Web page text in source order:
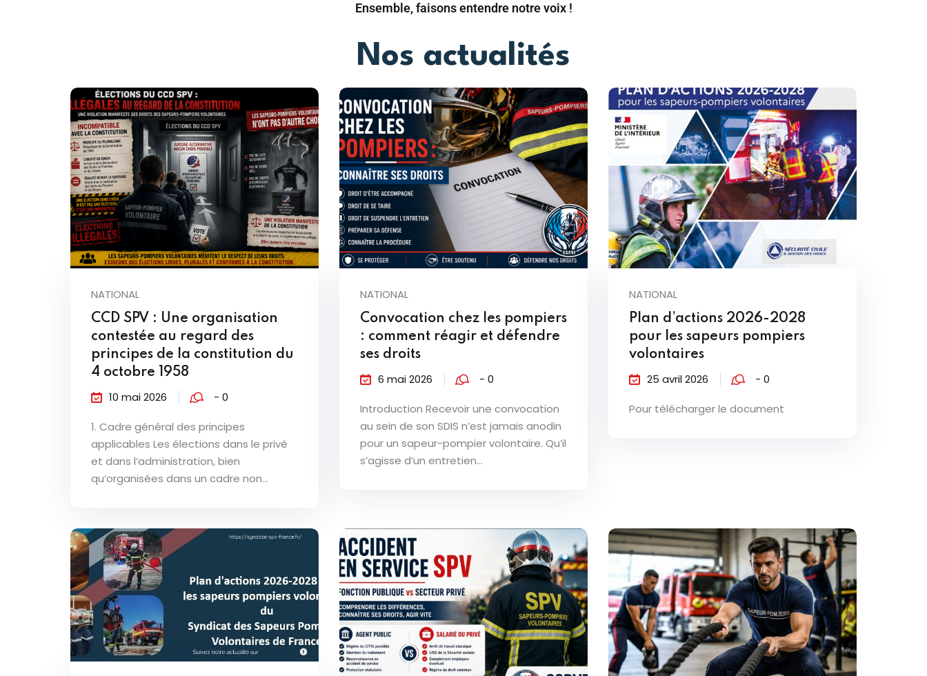
Ensemble, faisons entendre notre voix !
Nos actualités
NATIONAL
CCD SPV : Une organisation
contestée au regard des
principes de la constitution du
4 octobre 1958
10 mai 2026 - 0
1. Cadre général des principes
applicables Les élections dans le privé
et dans l’administration, bien
qu’organisées dans un cadre non...
NATIONAL
Convocation chez les pompiers
: comment réagir et défendre
ses droits
6 mai 2026 - 0
Introduction Recevoir une convocation
au sein de son SDIS n’est jamais anodin
pour un sapeur-pompier volontaire. Qu’il
s’agisse d’un entretien...
NATIONAL
Plan d’actions 2026-2028
pour les sapeurs pompiers
volontaires
25 avril 2026 - 0
Pour télécharger le document